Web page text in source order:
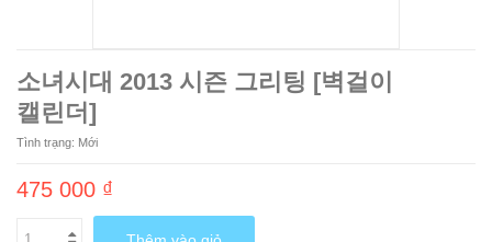
소녀시대 2013 시즌 그리팅 [벽걸이
캘린더]
Tình trạng: Mới
475 000 ₫